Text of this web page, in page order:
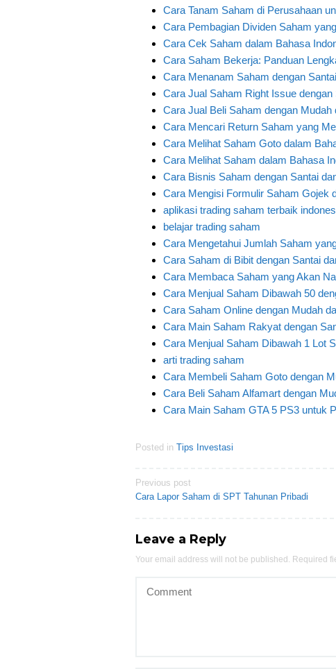
Cara Tanam Saham di Perusahaan
Cara Pembagian Dividen Saham
Cara Cek Saham dalam Bahasa
Cara Saham Bekerja: Panduan
Cara Menanam Saham dengan
Cara Jual Saham Right Issue dengan
Cara Jual Beli Saham dengan Mudah
Cara Mencari Return Saham yang
Cara Melihat Saham Goto dalam
Cara Melihat Saham dalam Bahasa
Cara Bisnis Saham dengan Santai
Cara Mengisi Formulir Saham Gojek
aplikasi trading saham terbaik
belajar trading saham
Cara Mengetahui Jumlah Saham
Cara Saham di Bibit dengan Santai
Cara Membaca Saham yang Akan
Cara Menjual Saham Dibawah 50
Cara Saham Online dengan Mudah
Cara Main Saham Rakyat dengan
Cara Menjual Saham Dibawah 1 Lot
arti trading saham
Cara Membeli Saham Goto dengan
Cara Beli Saham Alfamart dengan
Cara Main Saham GTA 5 PS3 untuk
Posted in Tips Investasi
Post
navigation
Previous post
Cara Lapor Saham di SPT Tahunan Pribadi
Leave a Reply
Your email address will not be published. Required